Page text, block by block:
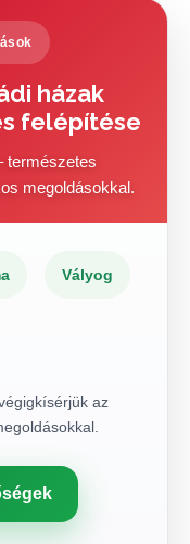
házak
felépítése
természetes
megoldásokkal.
Vályog
az